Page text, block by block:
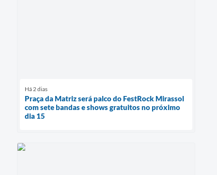
Há 2 dias
Praça da Matriz será palco do FestRock Mirassol
com sete bandas e shows gratuitos no próximo
dia 15